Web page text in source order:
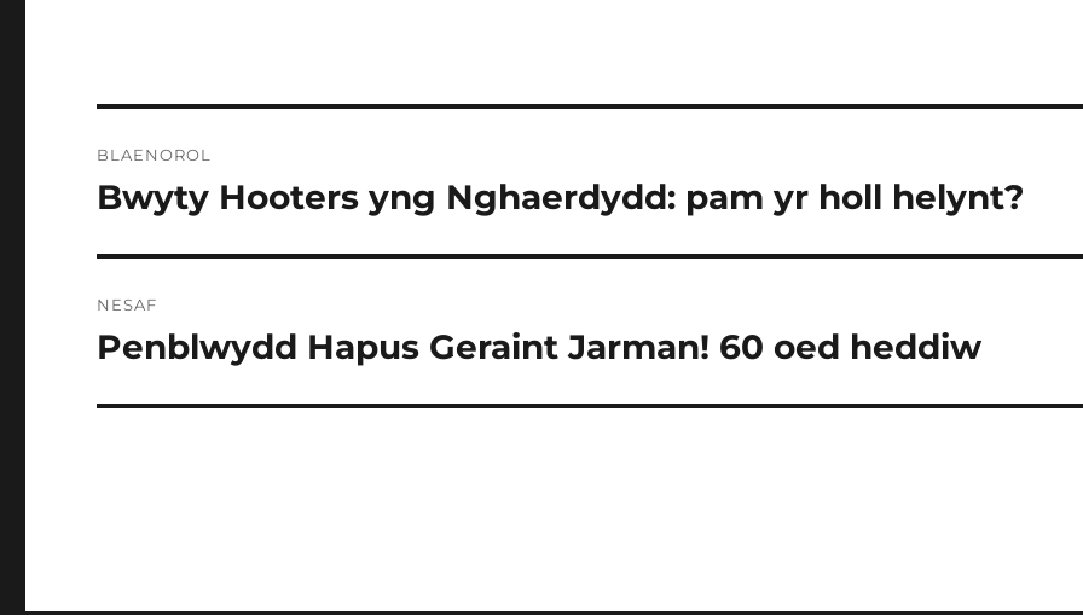
cofnod
BLAENOROL
Cofnod
Bwyty Hooters yng Nghaerdydd: pam yr holl helynt?
NESAF
Cofnod
Penblwydd Hapus Geraint Jarman! 60 oed heddiw